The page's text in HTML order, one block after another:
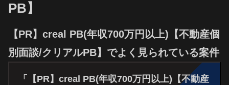
PB】
【PR】creal PB(年収700万円以上)【不動産個
別面談/クリアルPB】でよく見られている案件
「【PR】creal PB(年収700万円以上)【不動産